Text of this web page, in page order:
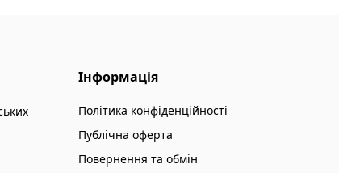
Інформація
Політика конфіденційності
Публічна оферта
Повернення та обмін